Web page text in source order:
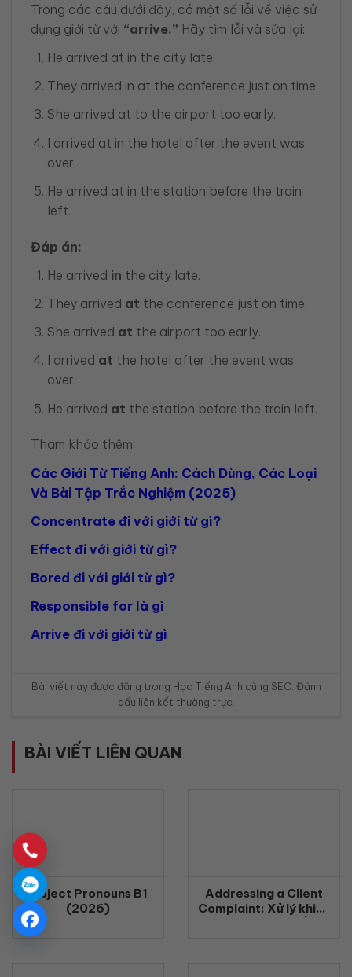
Trong các câu dưới đây, có một số lỗi về việc sử
dụng giới từ với “arrive.” Hãy tìm lỗi và sửa lại:
He arrived at in the city late.
They arrived in at the conference just on time.
She arrived at to the airport too early.
I arrived at in the hotel after the event was
over.
He arrived at in the station before the train
left.
Đáp án:
He arrived in the city late.
They arrived at the conference just on time.
She arrived at the airport too early.
I arrived at the hotel after the event was
over.
He arrived at the station before the train left.
Tham khảo thêm:
Các Giới Từ Tiếng Anh: Cách Dùng, Các Loại
Và Bài Tập Trắc Nghiệm (2025)
Concentrate đi với giới từ gì?
Effect đi với giới từ gì?
Bored đi với giới từ gì?
Responsible for là gì
Arrive đi với giới từ gì
Bài viết này được đăng trong Học Tiếng Anh cùng SEC . Đánh
dấu liên kết thường trực
BÀI VIẾT LIÊN QUAN
Object Pronouns B1
(2026)
Addressing a Client
Complaint: Xử lý khiếu